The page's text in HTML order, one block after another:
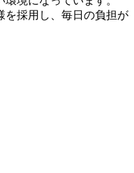
を採用し、毎日の負担が